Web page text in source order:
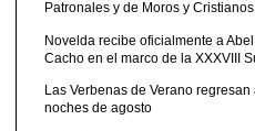
Patronales y de Moros y Cristianos
Novelda recibe oficialmente a
Cacho en el marco de la XXXVIII
Las Verbenas de Verano
noches de agosto